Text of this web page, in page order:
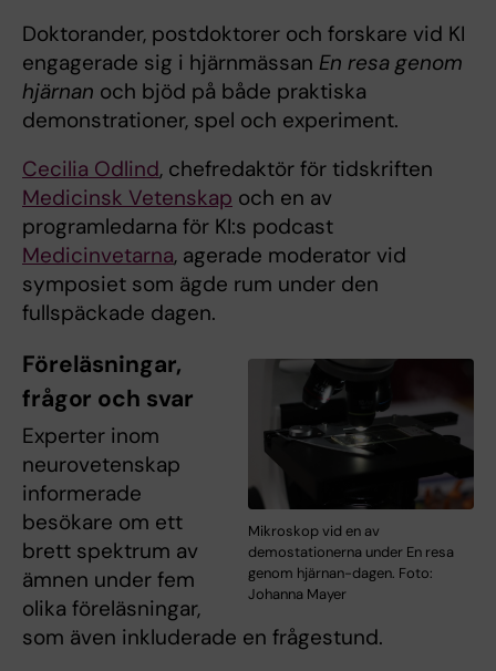
Doktorander, postdoktorer och forskare vid KI
engagerade sig i hjärnmässan En resa genom
hjärnan och bjöd på både praktiska
demonstrationer, spel och experiment.
Cecilia Odlind, chefredaktör för tidskriften
Medicinsk Vetenskap och en av
programledarna för KI:s podcast
Medicinvetarna, agerade moderator vid
symposiet som ägde rum under den
fullspäckade dagen.
Mikroskop vid en av
demostationerna under En resa
genom hjärnan-dagen. Foto:
Johanna Mayer
Föreläsningar,
frågor och svar
Experter inom
neurovetenskap
informerade
besökare om ett
brett spektrum av
ämnen under fem
olika föreläsningar,
som även inkluderade en frågestund.